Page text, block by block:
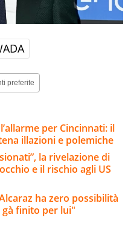
preferite
per Cincinnati: il
illazioni e polemiche
la rivelazione di
e il rischio agli US
ha zero possibilità
gà finito per lui"